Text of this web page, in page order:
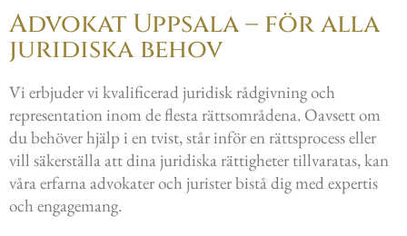
Advokat Uppsala – för alla
juridiska behov
Vi erbjuder vi kvalificerad juridisk rådgivning och
representation inom de flesta rättsområdena. Oavsett om
du behöver hjälp i en tvist, står inför en rättsprocess eller
vill säkerställa att dina juridiska rättigheter tillvaratas, kan
våra erfarna advokater och jurister bistå dig med expertis
och engagemang.